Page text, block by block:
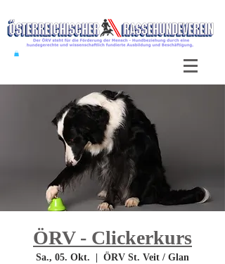
ÖRV - Clickerkurs
Sa., 05. Okt. ÖRV St. Veit / Glan